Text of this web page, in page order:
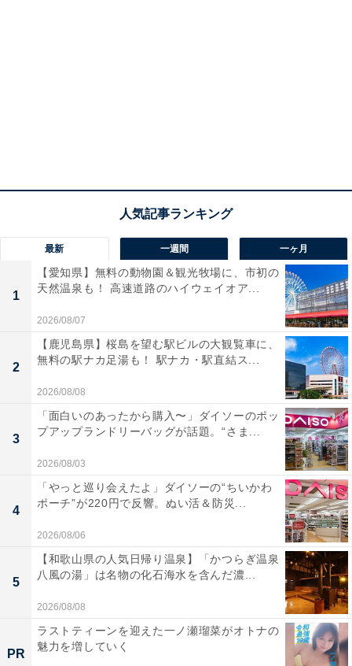
最新 一週間 一ヶ月
1
【愛知県】無料の動物園＆観光牧場に、市初の
天然温泉も！ 高速道路のハイウェイオア...
2026/08/07
2
【鹿児島県】桜島を望む駅ビルの大観覧車に、
無料の駅ナカ足湯も！ 駅ナカ・駅直結ス...
2026/08/08
3
「面白いのあったから購入〜」ダイソーのポッ
プアップランドリーバッグが話題。“さま...
2026/08/03
4
「やっと巡り会えたよ」ダイソーの“ちいかわ
ポーチ”が220円で反響。ぬい活＆防災...
2026/08/06
5
【和歌山県の人気日帰り温泉】「かつらぎ温泉
八風の湯」は名物の化石海水を含んだ濃...
2026/08/08
PR
ラストティーンを迎えた一ノ瀬瑠菜がオトナの
魅力を増していく